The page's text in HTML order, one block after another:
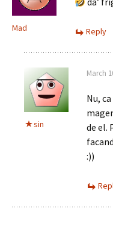
Mad Reply
sin
March
Nu,
de el.
:))